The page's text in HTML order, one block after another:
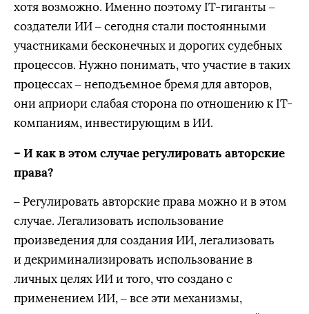
хотя возможно. Именно поэтому IT-гиганты –
создатели ИИ – сегодня стали постоянными
участниками бесконечных и дорогих судебных
процессов. Нужно понимать, что участие в таких
процессах – неподъемное бремя для авторов,
они априори слабая сторона по отношению к IT-
компаниям, инвестирующим в ИИ.
– И как в этом случае регулировать авторские
права?
– Регулировать авторские права можно и в этом
случае. Легализовать использование
произведения для создания ИИ, легализовать
и декриминализировать использование в
личных целях ИИ и того, что создано с
применением ИИ, – все эти механизмы,